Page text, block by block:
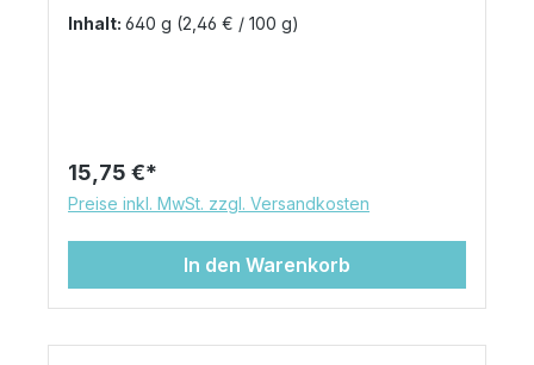
Deutschlands. Jetzt hat HELLMA den
Sache! Besonders geeignet zum Verfeinern
von Tee, Kaffee, Müsli und Obstsalat – oder
als leckerer Brotaufstrich. Packung: 80
Sticks à 8g
Inhalt: 640 g (2,46 € / 100 g)
Regulärer Preis:
15,75 €
Preise inkl. MwSt. zzgl. Versandkosten
In den Warenkorb